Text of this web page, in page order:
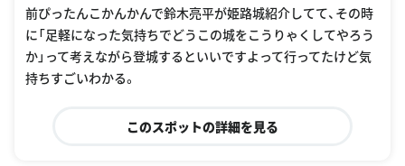
前ぴったんこかんかんで鈴木亮平が姫路城紹介してて、その時
に「足軽になった気持ちでどうこの城をこうりゃくしてやろう
か」って考えながら登城するといいですよって行ってたけど気
持ちすごいわかる。
このスポットの詳細を見る